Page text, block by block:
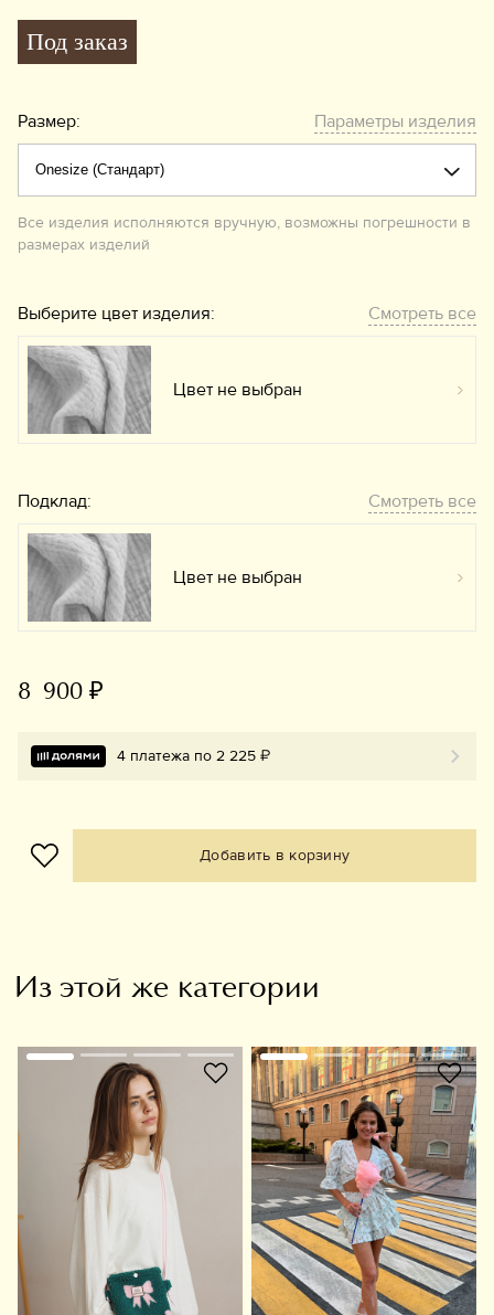
Под заказ
Размер: Параметры изделия
Все изделия исполняются вручную, возможны погрешности в
размерах изделий
Выберите цвет изделия: Смотреть все
Цвет не выбран
Подклад: Смотреть все
Цвет не выбран
8 900 ₽
4 платежа по 2 225 ₽
Добавить в корзину
Из этой же категории